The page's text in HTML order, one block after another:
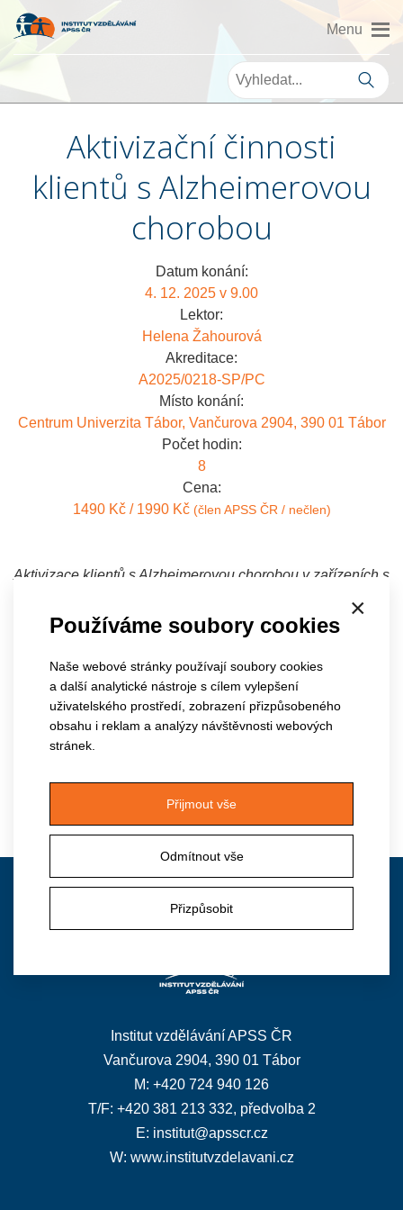
×
Používáme soubory cookies
Naše webové stránky používají soubory cookies
a další analytické nástroje s cílem vylepšení
uživatelského prostředí, zobrazení přizpůsobeného
obsahu i reklam a analýzy návštěvnosti webových
stránek.
Přijmout vše
Odmítnout vše
Přizpůsobit
Aktivizační činnosti
klientů s Alzheimerovou
chorobou
Datum konání:
4. 12. 2025 v 9.00
Lektor:
Helena Žahourová
Akreditace:
A2025/0218-SP/PC
Místo konání:
Centrum Univerzita Tábor, Vančurova 2904, 390 01 Tábor
Počet hodin:
8
Cena:
1490 Kč / 1990 Kč (člen APSS ČR / nečlen)
Aktivizace klientů s Alzheimerovou chorobou v zařízeních s
pobytovými službami nebo i v domácím prostředí je
nedílnou součástí jejich života, zvláště pro jeho
soběstačnosti. K pochopení jejich potřeb je nutné znát
možnosti i omezení klientů s touto formou demence. Kurz
seznamuje s touto problematikou a zároveň nabízí celou
škálu činností trénujících soběstačnost, smysly, motoriku i
Kontakt
Institut vzdělávání APSS ČR
Vančurova 2904, 390 01 Tábor
M: +420 724 940 126
T/F: +420 381 213 332, předvolba 2
E: institut@apsscr.cz
W: www.institutvzdelavani.cz